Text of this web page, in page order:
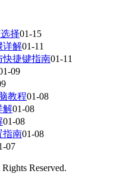
择01-15
详解01-11
快捷键指南01-11
09
教程01-08
解01-08
01-08
指南01-08
07
Reserved.